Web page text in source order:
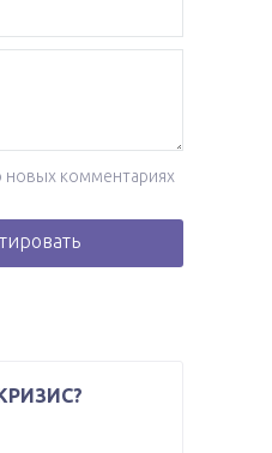
новых комментариях